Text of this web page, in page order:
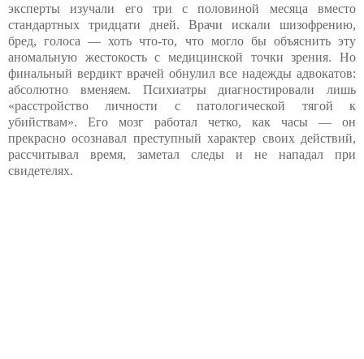
эксперты изучали его три с половиной месяца вместо
стандартных тридцати дней. Врачи искали шизофрению,
бред, голоса — хоть что-то, что могло бы объяснить эту
аномальную жестокость с медицинской точки зрения. Но
финальный вердикт врачей обнулил все надежды адвокатов:
абсолютно вменяем. Психиатры диагностировали лишь
«расстройство личности с патологической тягой к
убийствам». Его мозг работал четко, как часы — он
прекрасно осознавал преступный характер своих действий,
рассчитывал время, заметал следы и не нападал при
свидетелях.